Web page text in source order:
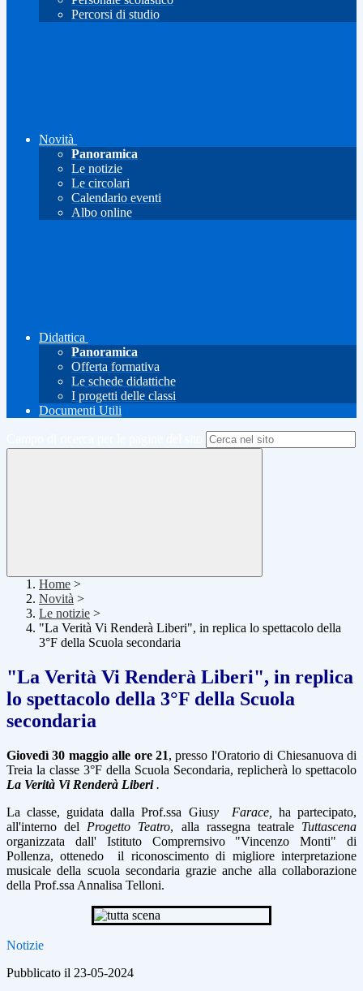
Percorsi di studio
Novità
Panoramica
Le notizie
Le circolari
Calendario eventi
Albo online
Didattica
Panoramica
Offerta formativa
Le schede didattiche
I progetti delle classi
Documenti Utili
Home >
Novità >
Le notizie >
"La Verità Vi Renderà Liberi", in replica lo spettacolo della
3°F della Scuola secondaria
"La Verità Vi Renderà Liberi", in replica
lo spettacolo della 3°F della Scuola
secondaria
Giovedì 30 maggio alle ore 21, presso l'Oratorio di Chiesanuova di
Treia la classe 3°F della Scuola Secondaria, replicherà lo spettacolo
La Verità Vi Renderà Liberi.
La classe, guidata dalla Prof.ssa Giusy Farace, ha partecipato,
all'interno del Progetto Teatro, alla rassegna teatrale Tuttascena
organizzata dall' Istituto Comprernsivo "Vincenzo Monti" di
Pollenza, ottenedo il riconoscimento di migliore interpretazione
musicale della scuola secondaria grazie anche alla collaborazione
della Prof.ssa Annalisa Telloni.
Notizie
Pubblicato il 23-05-2024